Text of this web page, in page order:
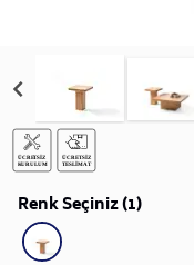
Renk Seçiniz (1)